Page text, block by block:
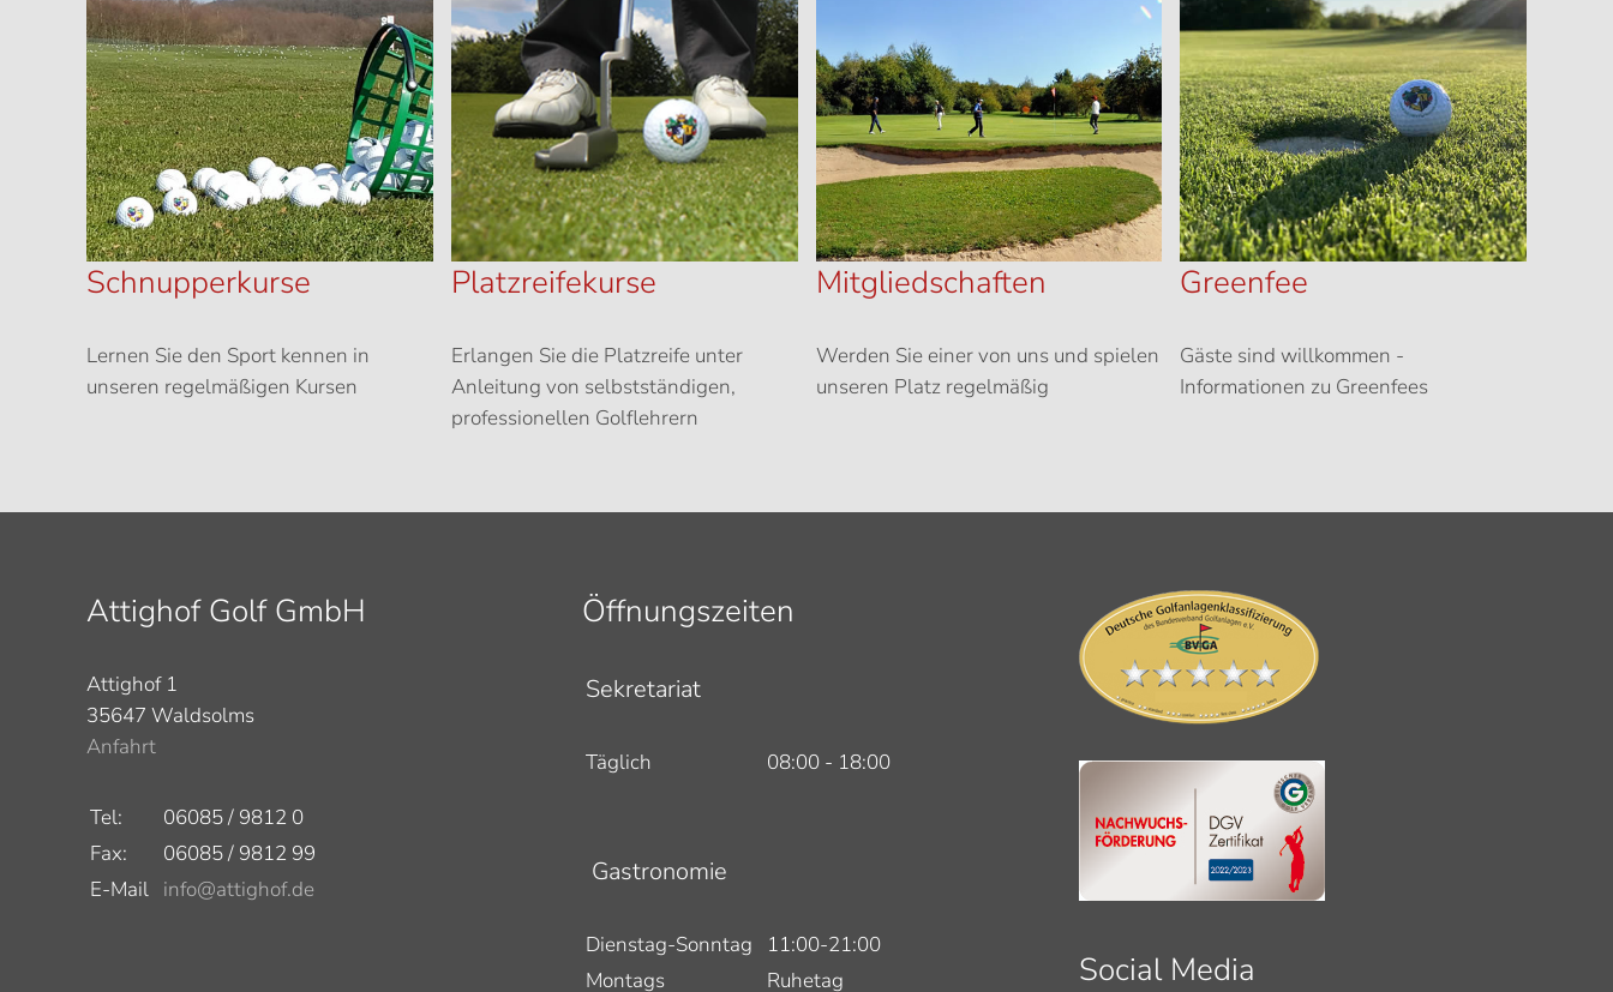
Schnupperkurse
Lernen Sie den Sport kennen in
unseren regelmäßigen Kursen
Platzreifekurse
Erlangen Sie die Platzreife unter
Anleitung von selbstständigen,
professionellen Golflehrern
Mitgliedschaften
Werden Sie einer von uns und spielen
unseren Platz regelmäßig
Greenfee
Gäste sind willkommen -
Informationen zu Greenfees
Attighof Golf GmbH
Attighof 1
35647 Waldsolms
Anfahrt
Tel:
06085 / 9812 0
Fax:
06085 / 9812 99
E-Mail info@attighof.de
Öffnungszeiten
Sekretariat
Täglich 08:00 - 18:00
Gastronomie
Dienstag-Sonntag
11:00-21:00
Montags
Ruhetag Social Media